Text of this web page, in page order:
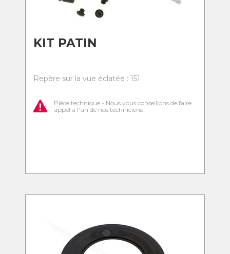
KIT PATIN
Repère sur la vue éclatée : 151
Pièce technique - Nous vous conseillons de faire
appel à l'un de nos techniciens